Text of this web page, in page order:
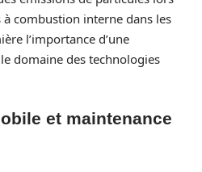
combustion interne dans les
l’importance d’une
domaine des technologies
et maintenance